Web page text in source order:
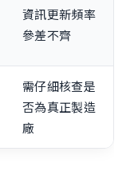
資訊更新頻率
參差不齊
需仔細核查是
否為真正製造
廠